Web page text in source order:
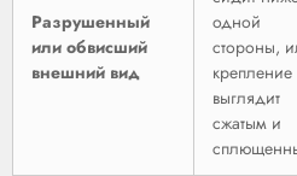
Разрушенный
или обвисший
внешний вид
одной
стороны,
крепление
выглядит
сжатым и